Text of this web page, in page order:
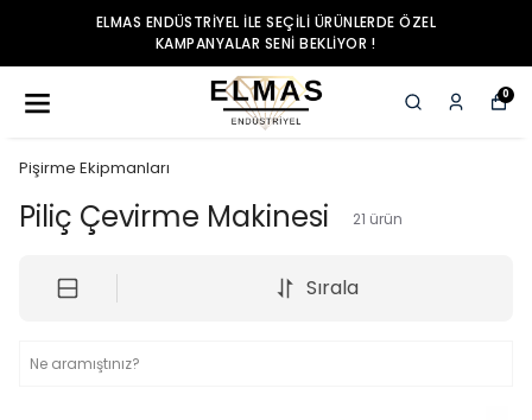
ELMAS ENDÜSTRIYEL ILE SEÇILI ÜRÜNLERDE ÖZEL
KAMPANYALAR SENI BEKLIYOR !
0
Pişirme Ekipmanları
Piliç Çevirme Makinesi 21 ürün
Sırala